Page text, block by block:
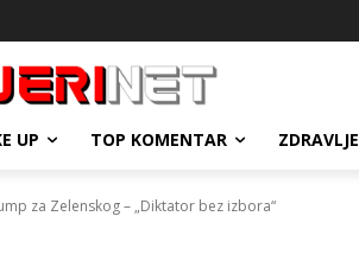
UP TOP KOMENTAR ZDRAVLJE
za Zelenskog – „Diktator bez izbora“